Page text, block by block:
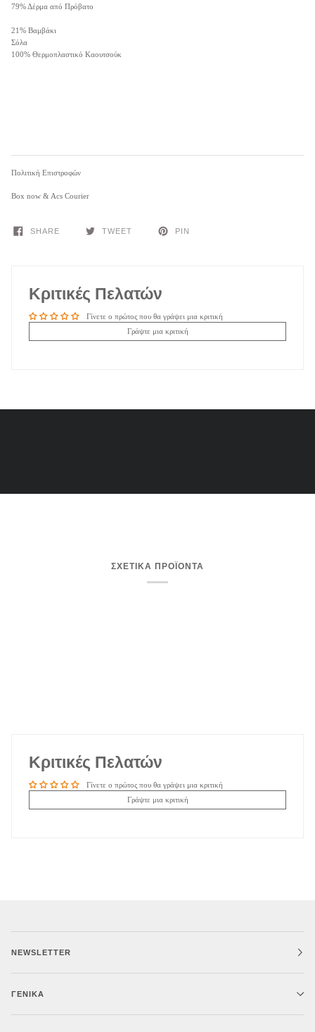
79% Δέρμα από Πρόβατο
21% Βαμβάκι
Σόλα
100% Θερμοπλαστικό Καουτσούκ
Πολιτική Επιστροφών
Box now & Acs Courier
SHARE TWEET PIN
Κριτικές Πελατών
Γίνετε ο πρώτος που θα γράψει μια κριτική
Γράψτε μια κριτική
ΣΧΕΤΙΚΑ ΠΡΟΪΟΝΤΑ
Κριτικές Πελατών
Γίνετε ο πρώτος που θα γράψει μια κριτική
Γράψτε μια κριτική
NEWSLETTER
ΓΕΝΙΚΆ